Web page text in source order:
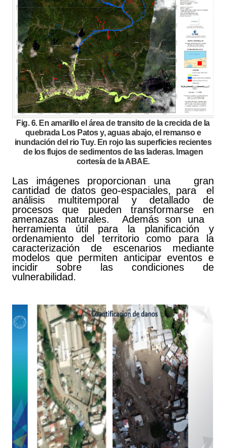
Fig. 6. En amarillo el área de transito de la crecida de la
quebrada Los Patos y, aguas abajo, el remanso e
inundación del rio Tuy. En rojo las superficies recientes
de los flujos de sedimentos de las laderas. Imagen
cortesía de la ABAE.
Las imágenes proporcionan una gran
cantidad de datos geo-espaciales, para el
análisis multitemporal y detallado de
procesos que pueden transformarse en
amenazas naturales. Además son una
herramienta útil para la planificación y
ordenamiento del territorio como para la
caracterización de escenarios mediante
modelos que permiten anticipar eventos e
incidir sobre las condiciones de
vulnerabilidad.